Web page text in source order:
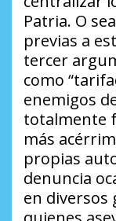
Patria. O
previas a
tercer
como
enemigos
totalmente
más
propias
denuncia
en diversos